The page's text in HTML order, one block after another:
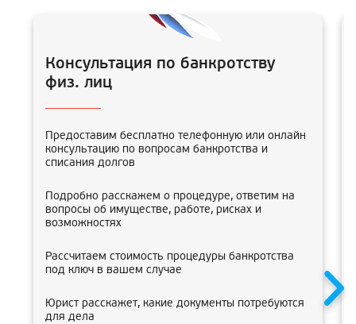
Консультация по банкротству
физ. лиц
Предоставим бесплатно телефонную или онлайн
консультацию по вопросам банкротства и
списания долгов
Подробно расскажем о процедуре, ответим на
вопросы об имуществе, работе, рисках и
возможностях
Рассчитаем стоимость процедуры банкротства
под ключ в вашем случае
Юрист расскажет, какие документы потребуются
для дела